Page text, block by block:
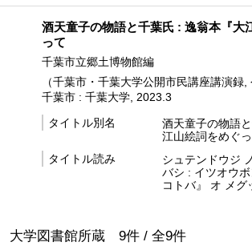
酒天童子の物語と千葉氏 : 逸翁本『大
って
千葉市立郷土博物館編
（千葉市・千葉大学公開市民講座講演録,
千葉市 : 千葉大学, 2023.3
タイトル別名
酒天童子の物語
江山絵詞をめぐ
タイトル読み
シュテンドウジ
バシ : イツオウ
コトバ』 オ メグ
大学図書館所蔵 9件 / 全9件